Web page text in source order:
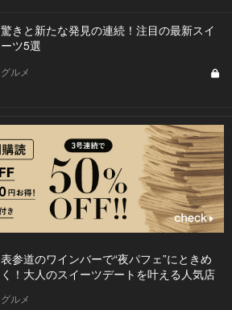
驚きと新たな発見の連続！注目の最新スイ
ーツ5選
グルメ
表参道のワインバーで“夜パフェ”にときめ
く！大人のスイーツデートを叶える人気店
グルメ